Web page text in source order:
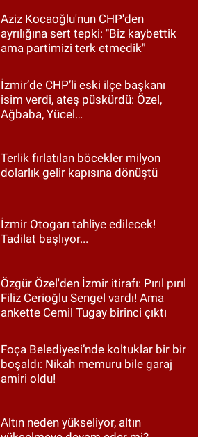
Aziz Kocaoğlu'nun CHP'den
ayrılığına sert tepki: "Biz kaybettik
ama partimizi terk etmedik"
İzmir’de CHP’li eski ilçe başkanı
isim verdi, ateş püskürdü: Özel,
Ağbaba, Yücel…
Terlik fırlatılan böcekler milyon
dolarlık gelir kapısına dönüştü
İzmir Otogarı tahliye edilecek!
Tadilat başlıyor...
Özgür Özel'den İzmir itirafı: Pırıl pırıl
Filiz Cerioğlu Sengel vardı! Ama
ankette Cemil Tugay birinci çıktı
Foça Belediyesi’nde koltuklar bir bir
boşaldı: Nikah memuru bile garaj
amiri oldu!
Altın neden yükseliyor, altın